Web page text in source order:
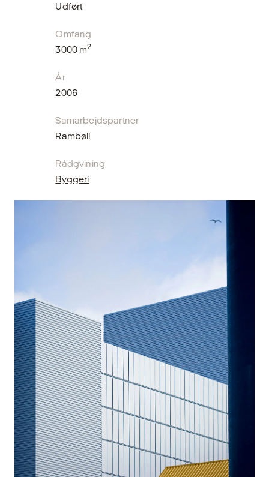
Udført
Omfang
3000 m2
År
2006
Samarbejdspartner
Rambøll
Rådgvining
Byggeri